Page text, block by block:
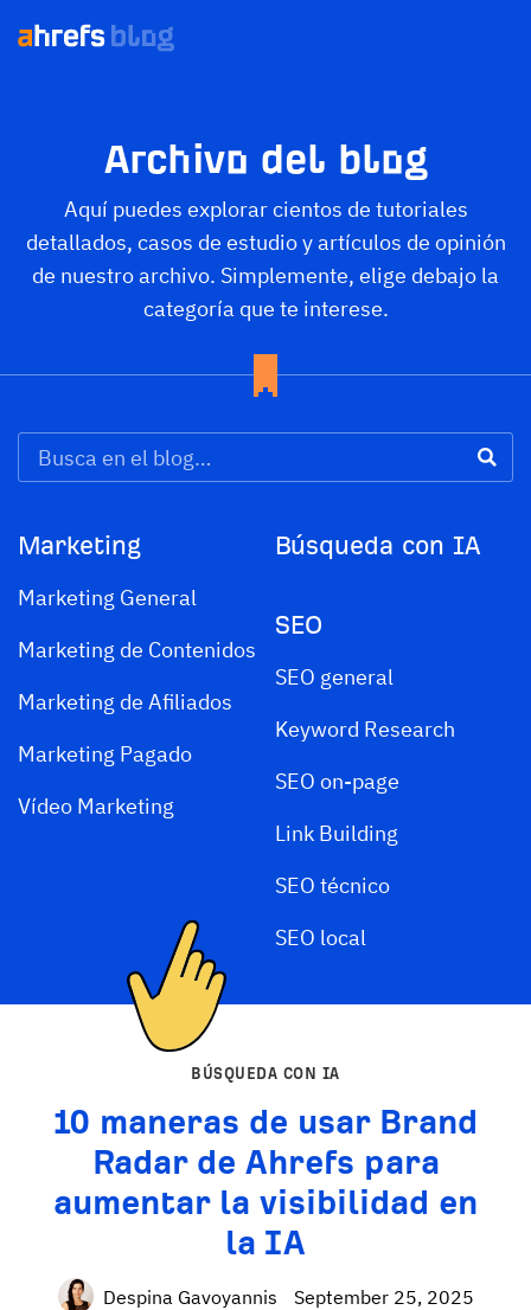
Archivo del blog
Aquí puedes explorar cientos de tutoriales
detallados, casos de estudio y artículos de opinión
de nuestro archivo. Simplemente, elige debajo la
categoría que te interese.
Marketing
Marketing General
Marketing de Contenidos
Marketing de Afiliados
Marketing Pagado
Vídeo Marketing
Búsqueda con IA
SEO
SEO general
Keyword Research
SEO on-page
Link Building
SEO técnico
SEO local
BÚSQUEDA CON IA
10 maneras de usar Brand
Radar de Ahrefs para
aumentar la visibilidad en
la IA
Despina Gavoyannis September 25, 2025